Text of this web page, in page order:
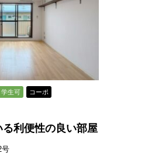
学生可 コーポ
利便性の良い部屋
号